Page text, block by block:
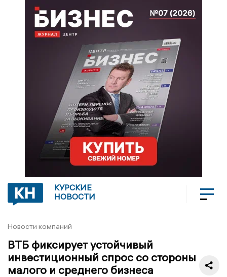
КУРСКИЕ
НОВОСТИ
Новости компаний
ВТБ фиксирует устойчивый
инвестиционный спрос со стороны
малого и среднего бизнеса